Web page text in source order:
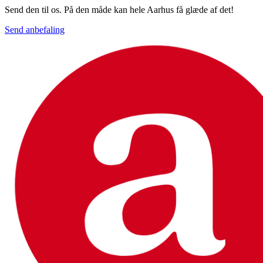
Send den til os. På den måde kan hele Aarhus få glæde af det!
Send anbefaling